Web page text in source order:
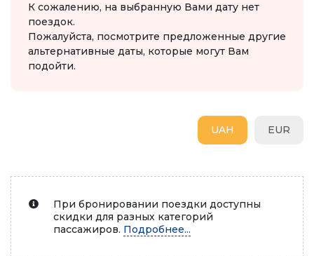
К сожалению, на выбранную Вами дату нет
поездок.
Пожалуйста, посмотрите предложенные другие
альтернативные даты, которые могут Вам
подойти.
EUR
UAH
При бронировании поездки доступны
скидки для разных категорий
пассажиров. Подробнее...